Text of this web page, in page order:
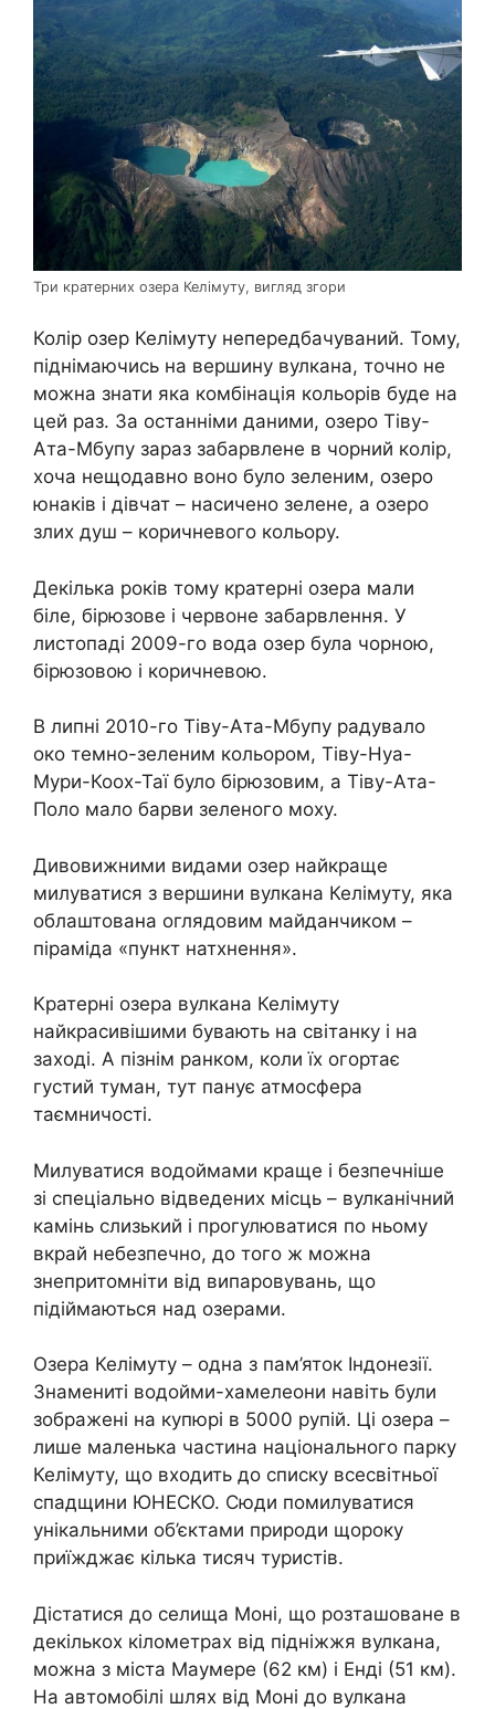
Три кратерних озера Келімуту, вигляд згори
Колір озер Келімуту непередбачуваний. Тому,
піднімаючись на вершину вулкана, точно не
можна знати яка комбінація кольорів буде на
цей раз. За останніми даними, озеро Тіву-
Ата-Мбупу зараз забарвлене в чорний колір,
хоча нещодавно воно було зеленим, озеро
юнаків і дівчат – насичено зелене, а озеро
злих душ – коричневого кольору.
Декілька років тому кратерні озера мали
біле, бірюзове і червоне забарвлення. У
листопаді 2009-го вода озер була чорною,
бірюзовою і коричневою.
В липні 2010-го Тіву-Ата-Мбупу радувало
око темно-зеленим кольором, Тіву-Нуа-
Мури-Коох-Таї було бірюзовим, а Тіву-Ата-
Поло мало барви зеленого моху.
Дивовижними видами озер найкраще
милуватися з вершини вулкана Келімуту, яка
облаштована оглядовим майданчиком –
піраміда «пункт натхнення».
Кратерні озера вулкана Келімуту
найкрасивішими бувають на світанку і на
заході. А пізнім ранком, коли їх огортає
густий туман, тут панує атмосфера
таємничості.
Милуватися водоймами краще і безпечніше
зі спеціально відведених місць – вулканічний
камінь слизький і прогулюватися по ньому
вкрай небезпечно, до того ж можна
знепритомніти від випаровувань, що
підіймаються над озерами.
Озера Келімуту – одна з пам’яток Індонезії.
Знамениті водойми-хамелеони навіть були
зображені на купюрі в 5000 рупій. Ці озера –
лише маленька частина національного парку
Келімуту, що входить до списку всесвітньої
спадщини ЮНЕСКО. Сюди помилуватися
унікальними об’єктами природи щороку
приїжджає кілька тисяч туристів.
Дістатися до селища Моні, що розташоване в
декількох кілометрах від підніжжя вулкана,
можна з міста Маумере (62 км) і Енді (51 км).
На автомобілі шлях від Моні до вулкана